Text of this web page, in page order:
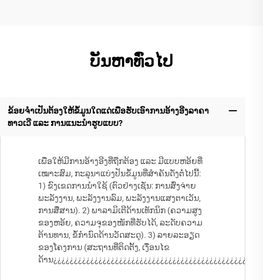
ບັນຫາທົ່ວໄປ
ຂ້ອຍຈຳເປັນຕ້ອງໃຫ້ຂໍ້ມູນໃດແດ່ເພື່ອຮັບເອົາການອ້າງອີງລາຄາ
ທາວເວີ ແລະ ການແນະນຳຮູບແບບ?
ເພື່ອໃຫ້ມີການອ້າງອີງທີ່ຖືກຕ້ອງ ແລະ ມີແບບຫອ້ຍທີ່
ເໝາະສົມ, ກະລຸນາແບ່ງປັນຂໍ້ມູນທີ່ສຳຄັນດັ່ງຕໍ່ໄປນີ້:
1) ຂົງເຂດການນຳໃຊ້ (ຕົວຢ່າງເຊັ່ນ: ການສົ່ງຈ່າຍ
ພະລັງງານ, ພະລັງງານລົມ, ພະລັງງານແສງຕາເວັນ,
ການສື່ສານ). 2) ພາລາມິເຕີດ້ານເທັກນິກ (ຄວາມສູງ
ຂອງຫອ້ຍ, ຄວາມຈຸຂອງໜັກທີ່ຮັບໄດ້, ລະດັບຄວາມ
ຕ້ານທານ, ຂໍ້ກຳນົດດ້ານວັດສະດຸ). 3) ລາຍລະອຽດ
ຂອງໂຄງການ (ສະຖານທີ່ຕິດຕັ້ງ, ເງື່ອນໄຂ
ດ້ານ